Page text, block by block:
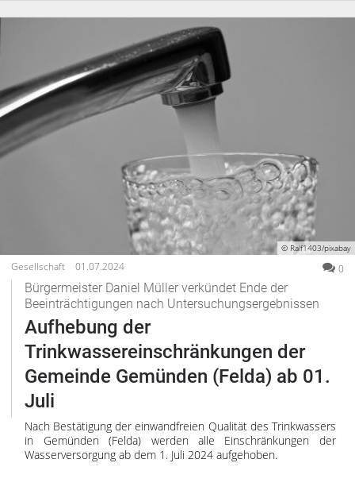
© Ralf1403/pixabay
Gesellschaft 01.07.2024 0
Bürgermeister Daniel Müller verkündet Ende der
Beeinträchtigungen nach Untersuchungsergebnissen
Aufhebung der
Trinkwassereinschränkungen der
Gemeinde Gemünden (Felda) ab 01.
Juli
Nach Bestätigung der einwandfreien Qualität des Trinkwassers
in Gemünden (Felda) werden alle Einschränkungen der
Wasserversorgung ab dem 1. Juli 2024 aufgehoben.